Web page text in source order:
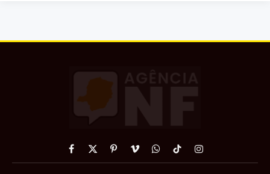
Facebook
X
(Twitter)
PinterestVimeoWhatsApp
TikTokInstagram